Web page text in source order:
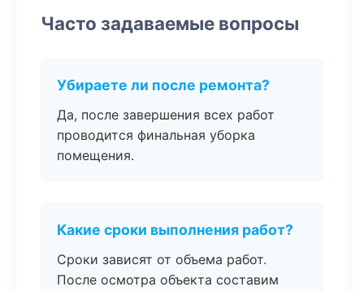
Часто задаваемые вопросы
Убираете ли после ремонта?
Да, после завершения всех работ
проводится финальная уборка
помещения.
Какие сроки выполнения работ?
Сроки зависят от объема работ.
После осмотра объекта составим